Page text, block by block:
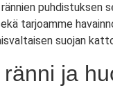
puhdistuksen
tarjoamme
suojan
ja